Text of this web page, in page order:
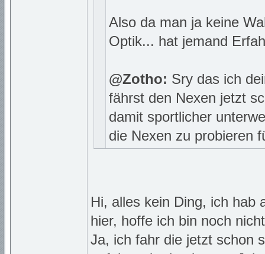
Also da man ja keine
Optik... hat jemand
@Zotho: Sry das ich
fährst den Nexen jetzt
damit sportlicher
die Nexen zu probieren
Hi, alles kein Ding, ich hab
hier, hoffe ich bin noch
Ja, ich fahr die jetzt schon